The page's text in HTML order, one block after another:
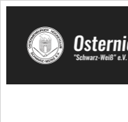
Skip
content